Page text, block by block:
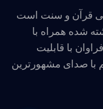
قرآن و سنت است
شده همراه با
با قابلیت
با صدای مشهورترین